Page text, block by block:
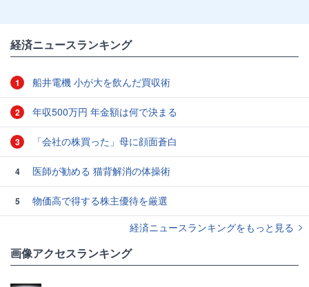
経済ニュースランキング
1 船井電機 小が大を飲んだ買収術
2 年収500万円 年金額は何で決まる
3 「会社の株買った」母に顔面蒼白
4 医師が勧める 猫背解消の体操術
5
物価高で得する株主優待を厳選
経済ニュースランキングをもっと見る
画像アクセスランキング